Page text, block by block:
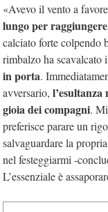
«Avevo il vento a
lungo per
calciato forte colpendo
rimbalzo ha scavalcato
in porta.
avversario, l’esultanza
gioia dei compagni.
preferisce parare un
salvaguardare la
nel festeggiarmi -
L’essenziale è